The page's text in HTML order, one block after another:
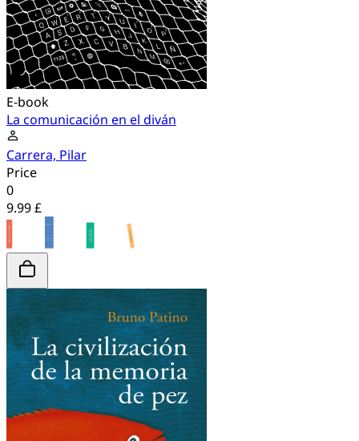
E-book
La comunicación en el diván
Carrera, Pilar
Price
0
9.99 £